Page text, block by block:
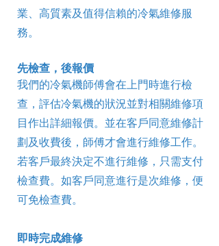
業、高質素及值得信賴的冷氣維修服
務。
先檢查，後報價
我們的冷氣機師傅會在上門時進行檢
查，評估冷氣機的狀況並對相關維修項
目作出詳細報價。並在客戶同意維修計
劃及收費後，師傅才會進行維修工作。
若客戶最終決定不進行維修，只需支付
檢查費。如客戶同意進行是次維修，便
可免檢查費。
即時完成維修